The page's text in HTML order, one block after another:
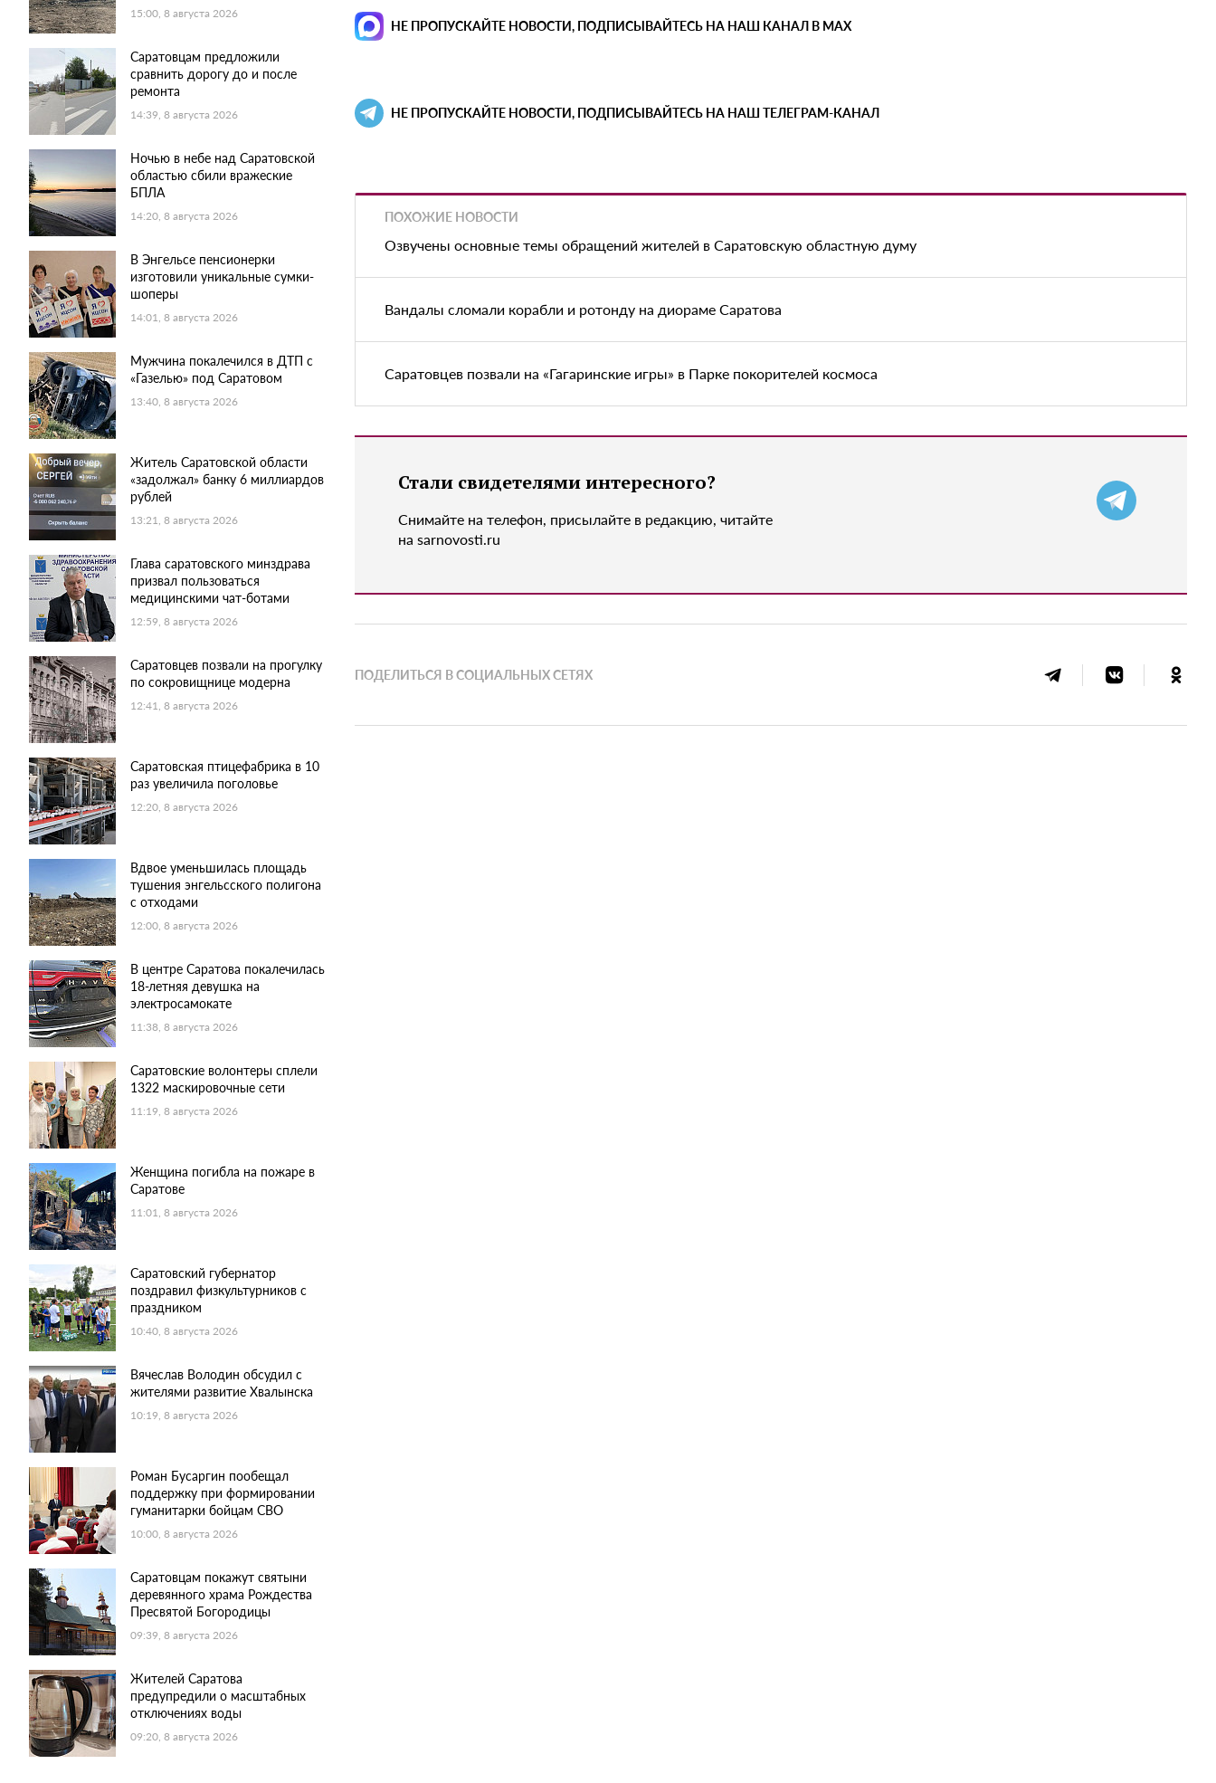
15:00, 8 августа 2026
Саратовцам предложили
сравнить дорогу до и после
ремонта
14:39, 8 августа 2026
Ночью в небе над Саратовской
областью сбили вражеские
БПЛА
14:20, 8 августа 2026
В Энгельсе пенсионерки
изготовили уникальные сумки-
шоперы
14:01, 8 августа 2026
Мужчина покалечился в ДТП с
«Газелью» под Саратовом
13:40, 8 августа 2026
Житель Саратовской области
«задолжал» банку 6 миллиардов
рублей
13:21, 8 августа 2026
Глава саратовского минздрава
призвал пользоваться
медицинскими чат-ботами
12:59, 8 августа 2026
Саратовцев позвали на прогулку
по сокровищнице модерна
12:41, 8 августа 2026
Саратовская птицефабрика в 10
раз увеличила поголовье
12:20, 8 августа 2026
Вдвое уменьшилась площадь
тушения энгельсского полигона
с отходами
12:00, 8 августа 2026
В центре Саратова покалечилась
18-летняя девушка на
электросамокате
11:38, 8 августа 2026
Саратовские волонтеры сплели
1322 маскировочные сети
11:19, 8 августа 2026
Женщина погибла на пожаре в
Саратове
11:01, 8 августа 2026
Саратовский губернатор
поздравил физкультурников с
праздником
10:40, 8 августа 2026
Вячеслав Володин обсудил с
жителями развитие Хвалынска
10:19, 8 августа 2026
Роман Бусаргин пообещал
поддержку при формировании
гуманитарки бойцам СВО
10:00, 8 августа 2026
Саратовцам покажут святыни
деревянного храма Рождества
Пресвятой Богородицы
09:39, 8 августа 2026
Жителей Саратова
предупредили о масштабных
отключениях воды
09:20, 8 августа 2026
НЕ ПРОПУСКАЙТЕ НОВОСТИ, ПОДПИСЫВАЙТЕСЬ НА НАШ КАНАЛ В MAX
НЕ ПРОПУСКАЙТЕ НОВОСТИ, ПОДПИСЫВАЙТЕСЬ НА НАШ ТЕЛЕГРАМ-КАНАЛ
ПОХОЖИЕ НОВОСТИ
Озвучены основные темы обращений жителей в Саратовскую областную думу
Вандалы сломали корабли и ротонду на диораме Саратова
Саратовцев позвали на «Гагаринские игры» в Парке покорителей космоса
Стали свидетелями интересного?
Снимайте на телефон, присылайте в редакцию, читайте
на sarnovosti.ru
ПОДЕЛИТЬСЯ В СОЦИАЛЬНЫХ СЕТЯХ